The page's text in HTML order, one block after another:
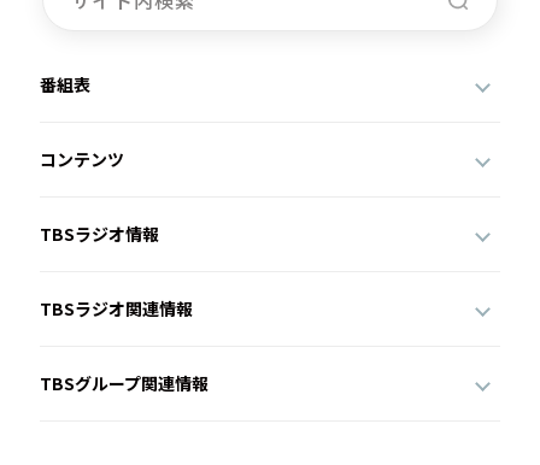
番組表
コンテンツ
TBSラジオ情報
TBSラジオ関連情報
TBSグループ関連情報